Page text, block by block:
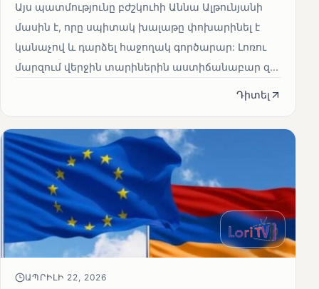
Այս պատմությունը բժշկուհի Աննա Ալթունյանի
մասին է, որը սպիտակ խալաթը փոխարինել է
կանաչով և դարձել հաջողակ գործարար: Լոռու
մարզում վերջին տարիներին աստիճանաբար զ...
Դիտել
ԱՊՐԻԼԻ 22, 2026